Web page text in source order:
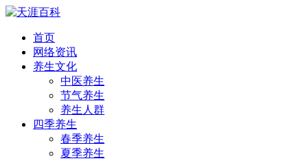
首页
网络资讯
养生文化
中医养生
节气养生
养生人群
四季养生
春季养生
夏季养生